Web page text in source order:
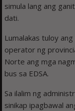
simula lang ang
dati.
Lumalakas tuloy
operator ng
Norte ang mga
bus sa EDSA.
Sa ilalim ng
sinikap ipagbawal